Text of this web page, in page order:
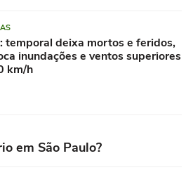
temporal deixa mortos e feridos,
inundações e ventos superiores
km/h
em São Paulo?